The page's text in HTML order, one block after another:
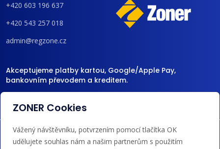
+420 603 196 637
+420 543 257 018
admin@regzone.cz
Akceptujeme platby kartou, Google/Apple Pay,
bankovním převodem a kreditem.
ZONER Cookies
Vážený návštěvníku, potvrzením pomocí tlačítka OK
udělujete souhlas nám a našim partnerům s použitím